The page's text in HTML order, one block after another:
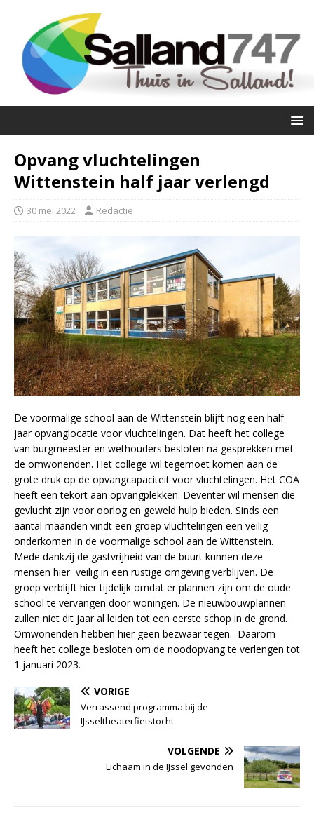
Opvang vluchtelingen
Wittenstein half jaar verlengd
30 mei 2022 Redactie
De voormalige school aan de Wittenstein blijft nog een half
jaar opvanglocatie voor vluchtelingen. Dat heeft het college
van burgmeester en wethouders besloten na gesprekken met
de omwonenden. Het college wil tegemoet komen aan de
grote druk op de opvangcapaciteit voor vluchtelingen. Het COA
heeft een tekort aan opvangplekken. Deventer wil mensen die
gevlucht zijn voor oorlog en geweld hulp bieden. Sinds een
aantal maanden vindt een groep vluchtelingen een veilig
onderkomen in de voormalige school aan de Wittenstein.
Mede dankzij de gastvrijheid van de buurt kunnen deze
mensen hier veilig in een rustige omgeving verblijven. De
groep verblijft hier tijdelijk omdat er plannen zijn om de oude
school te vervangen door woningen. De nieuwbouwplannen
zullen niet dit jaar al leiden tot een eerste schop in de grond.
Omwonenden hebben hier geen bezwaar tegen. Daarom
heeft het college besloten om de noodopvang te verlengen tot
1 januari 2023.
VORIGE
Verrassend programma bij de
IJsseltheaterfietstocht
VOLGENDE
Lichaam in de IJssel gevonden